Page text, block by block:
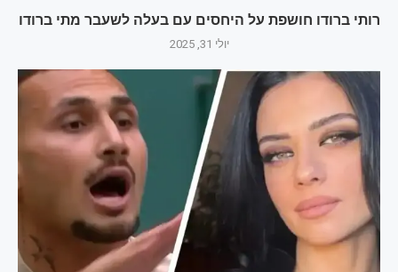
רותי ברודו חושפת על היחסים עם בעלה לשעבר מתי ברודו
יולי 31, 2025